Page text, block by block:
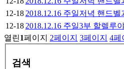
12-18 2018.12.16 주일저녁 핸드
12-18 2018.12.16 주일3부 할렐루
열린1페이지 2페이지 3페이지 4페
검색